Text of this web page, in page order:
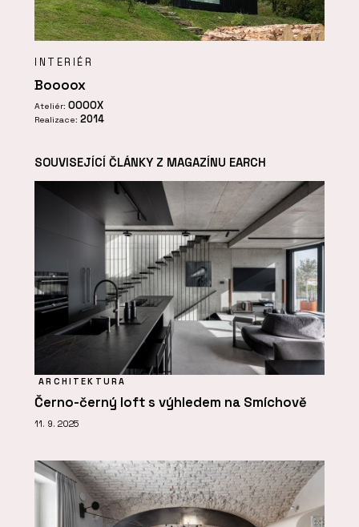
INTERIÉR
Boooox
Ateliér: OOOOX
Realizace: 2014
SOUVISEJÍCÍ ČLÁNKY Z MAGAZÍNU EARCH
ARCHITEKTURA
Černo-černý loft s výhledem na Smíchově
11. 9. 2025